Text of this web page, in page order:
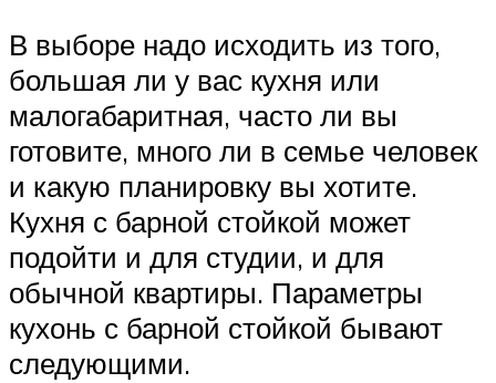
В выборе надо исходить из того,
большая ли у вас кухня или
малогабаритная, часто ли вы
готовите, много ли в семье человек
и какую планировку вы хотите.
Кухня с барной стойкой может
подойти и для студии, и для
обычной квартиры. Параметры
кухонь с барной стойкой бывают
следующими.